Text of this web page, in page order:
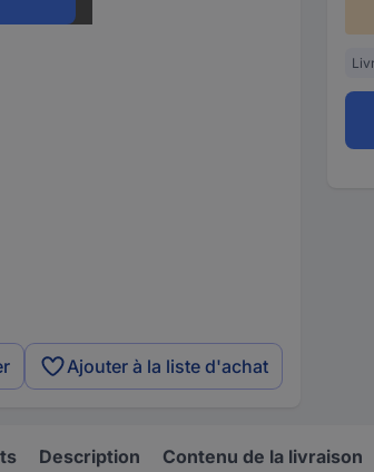
Ajouter à la liste d'achat
Description Contenu de la livraison